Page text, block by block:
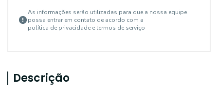
As informações serão utilizadas para que a nossa equipe
possa entrar em contato de acordo com a
política de privacidade e termos de serviço
Descrição